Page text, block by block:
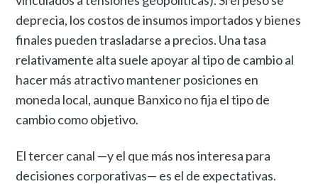
deprecia, los costos de insumos importados y bienes
finales pueden trasladarse a precios. Una tasa
relativamente alta suele apoyar al tipo de cambio al
hacer más atractivo mantener posiciones en
moneda local, aunque Banxico no fija el tipo de
cambio como objetivo.
El tercer canal —y el que más nos interesa para
decisiones corporativas— es el de expectativas.